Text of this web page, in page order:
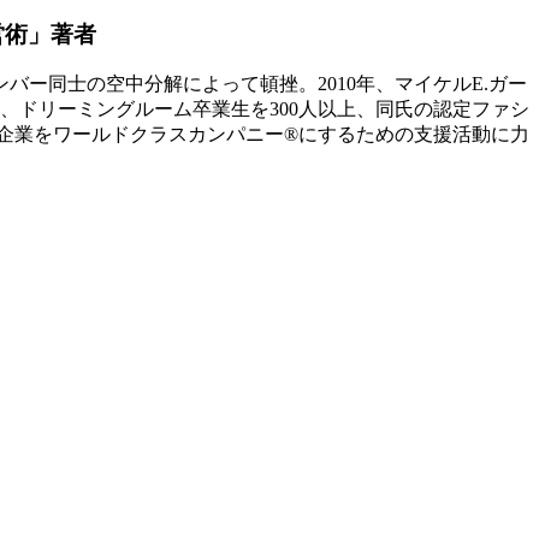
」著者
ー同士の空中分解によって頓挫。2010年、マイケルE.ガー
ドリーミングルーム卒業生を300人以上、同氏の認定ファシ
業をワールドクラスカンパニー®にするための支援活動に力